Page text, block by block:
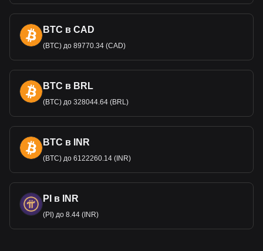
BTC в CAD
(BTC) до 89770.34 (CAD)
BTC в BRL
(BTC) до 328044.64 (BRL)
BTC в INR
(BTC) до 6122260.14 (INR)
PI в INR
(PI) до 8.44 (INR)